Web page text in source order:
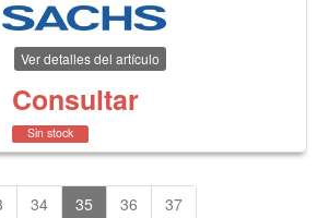
Ver detalles del artículo
Consultar
Sin stock
34 35 36 37